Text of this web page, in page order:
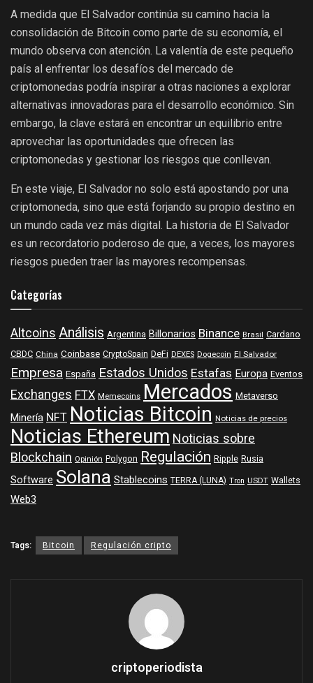
A medida que El Salvador continúa su camino hacia la
consolidación de Bitcoin como parte de su economía, el
mundo observa con atención. La valentía de este pequeño
país al enfrentar los desafíos del mercado de
criptomonedas podría inspirar a otras naciones a explorar
alternativas innovadoras para el desarrollo económico. Sin
embargo, la clave estará en encontrar un equilibrio entre
aprovechar las oportunidades que ofrecen las
criptomonedas y gestionar los riesgos que conllevan.
En este viaje, El Salvador no solo está apostando por una
criptomoneda, sino que está forjando su propio destino en
un mundo cada vez más digital. La historia de El Salvador
es un recordatorio poderoso de que, a veces, los mayores
riesgos pueden traer las mayores recompensas.
Categorías
AltcoinsAnálisis Argentina BillonariosBinance Brasil Cardano
CBDC China Coinbase CryptoSpain DeFi DEXES Dogecoin El Salvador
Empresa España Estados UnidosEstafasEuropa Eventos
ExchangesFTX Memecoins Mercados Metaverso
MineríaNFTNoticias Bitcoin Noticias de precios
Noticias EthereumNoticias sobre
Blockchain Opinión Polygon Regulación Ripple Rusia
SoftwareSolanaStablecoins TERRA (LUNA) Tron USDT Wallets
Web3
Tags: Bitcoin Regulación cripto
criptoperiodista